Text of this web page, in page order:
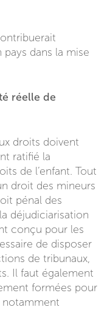
dans la mise
réelle de
droits doivent
ratifié la
de l’enfant. Tout
droit des mineurs
pénal des
déjudiciarisation
conçu pour les
de disposer
de tribunaux,
Il faut également
formées pour
notamment